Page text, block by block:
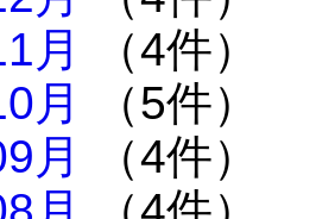
月
（4件）
月
（5件）
月
（4件）